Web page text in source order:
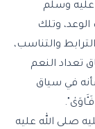
عليه وسلم
الوعد، وتلك
والتناسب،
تعداد النعم
في سياق
صلى الله عليه